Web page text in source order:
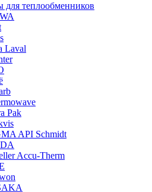
для теплообменников
Laval
Pak
API Schmidt
Accu-Therm